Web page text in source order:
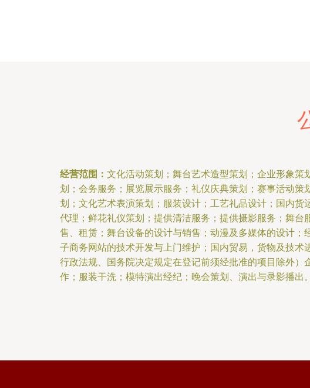
经营范围： 文化活动策划；舞台艺术造型策划；企业形象策
划；会务服务；展览展示服务；礼仪庆典策划；赛事活动策
划；文化艺术表演策划；服装设计；工艺礼品设计；国内货
代理；鲜花礼仪策划；提供清洁服务；提供摄影服务；舞台
售、租赁；舞台设备的设计与销售；动漫及多媒体的设计；
子商务网站的技术开发与上门维护；国内贸易，货物及技术
行政法规、国务院决定规定在登记前须经批准的项目除外）
作；服装干洗；模特演出经纪；晚会策划、演出与录影播出。